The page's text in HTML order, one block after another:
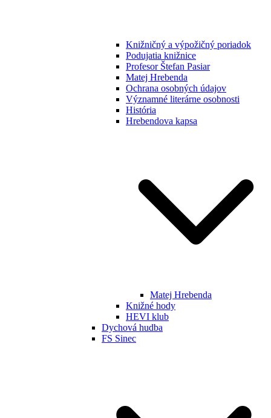
Knižničný a výpožičný poriadok
Podujatia knižnice
Profesor Štefan Pasiar
Matej Hrebenda
Ochrana osobných údajov
Významné literárne osobnosti
História
Hrebendova kapsa
Matej Hrebenda
Knižné hody
HEVI klub
Dychová hudba
FS Sinec